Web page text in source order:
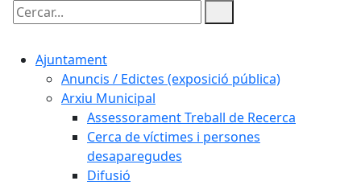
Cercar:
Ajuntament
Anuncis / Edictes (exposició pública)
Arxiu Municipal
Assessorament Treball de Recerca
Cerca de víctimes i persones
desaparegudes
Difusió